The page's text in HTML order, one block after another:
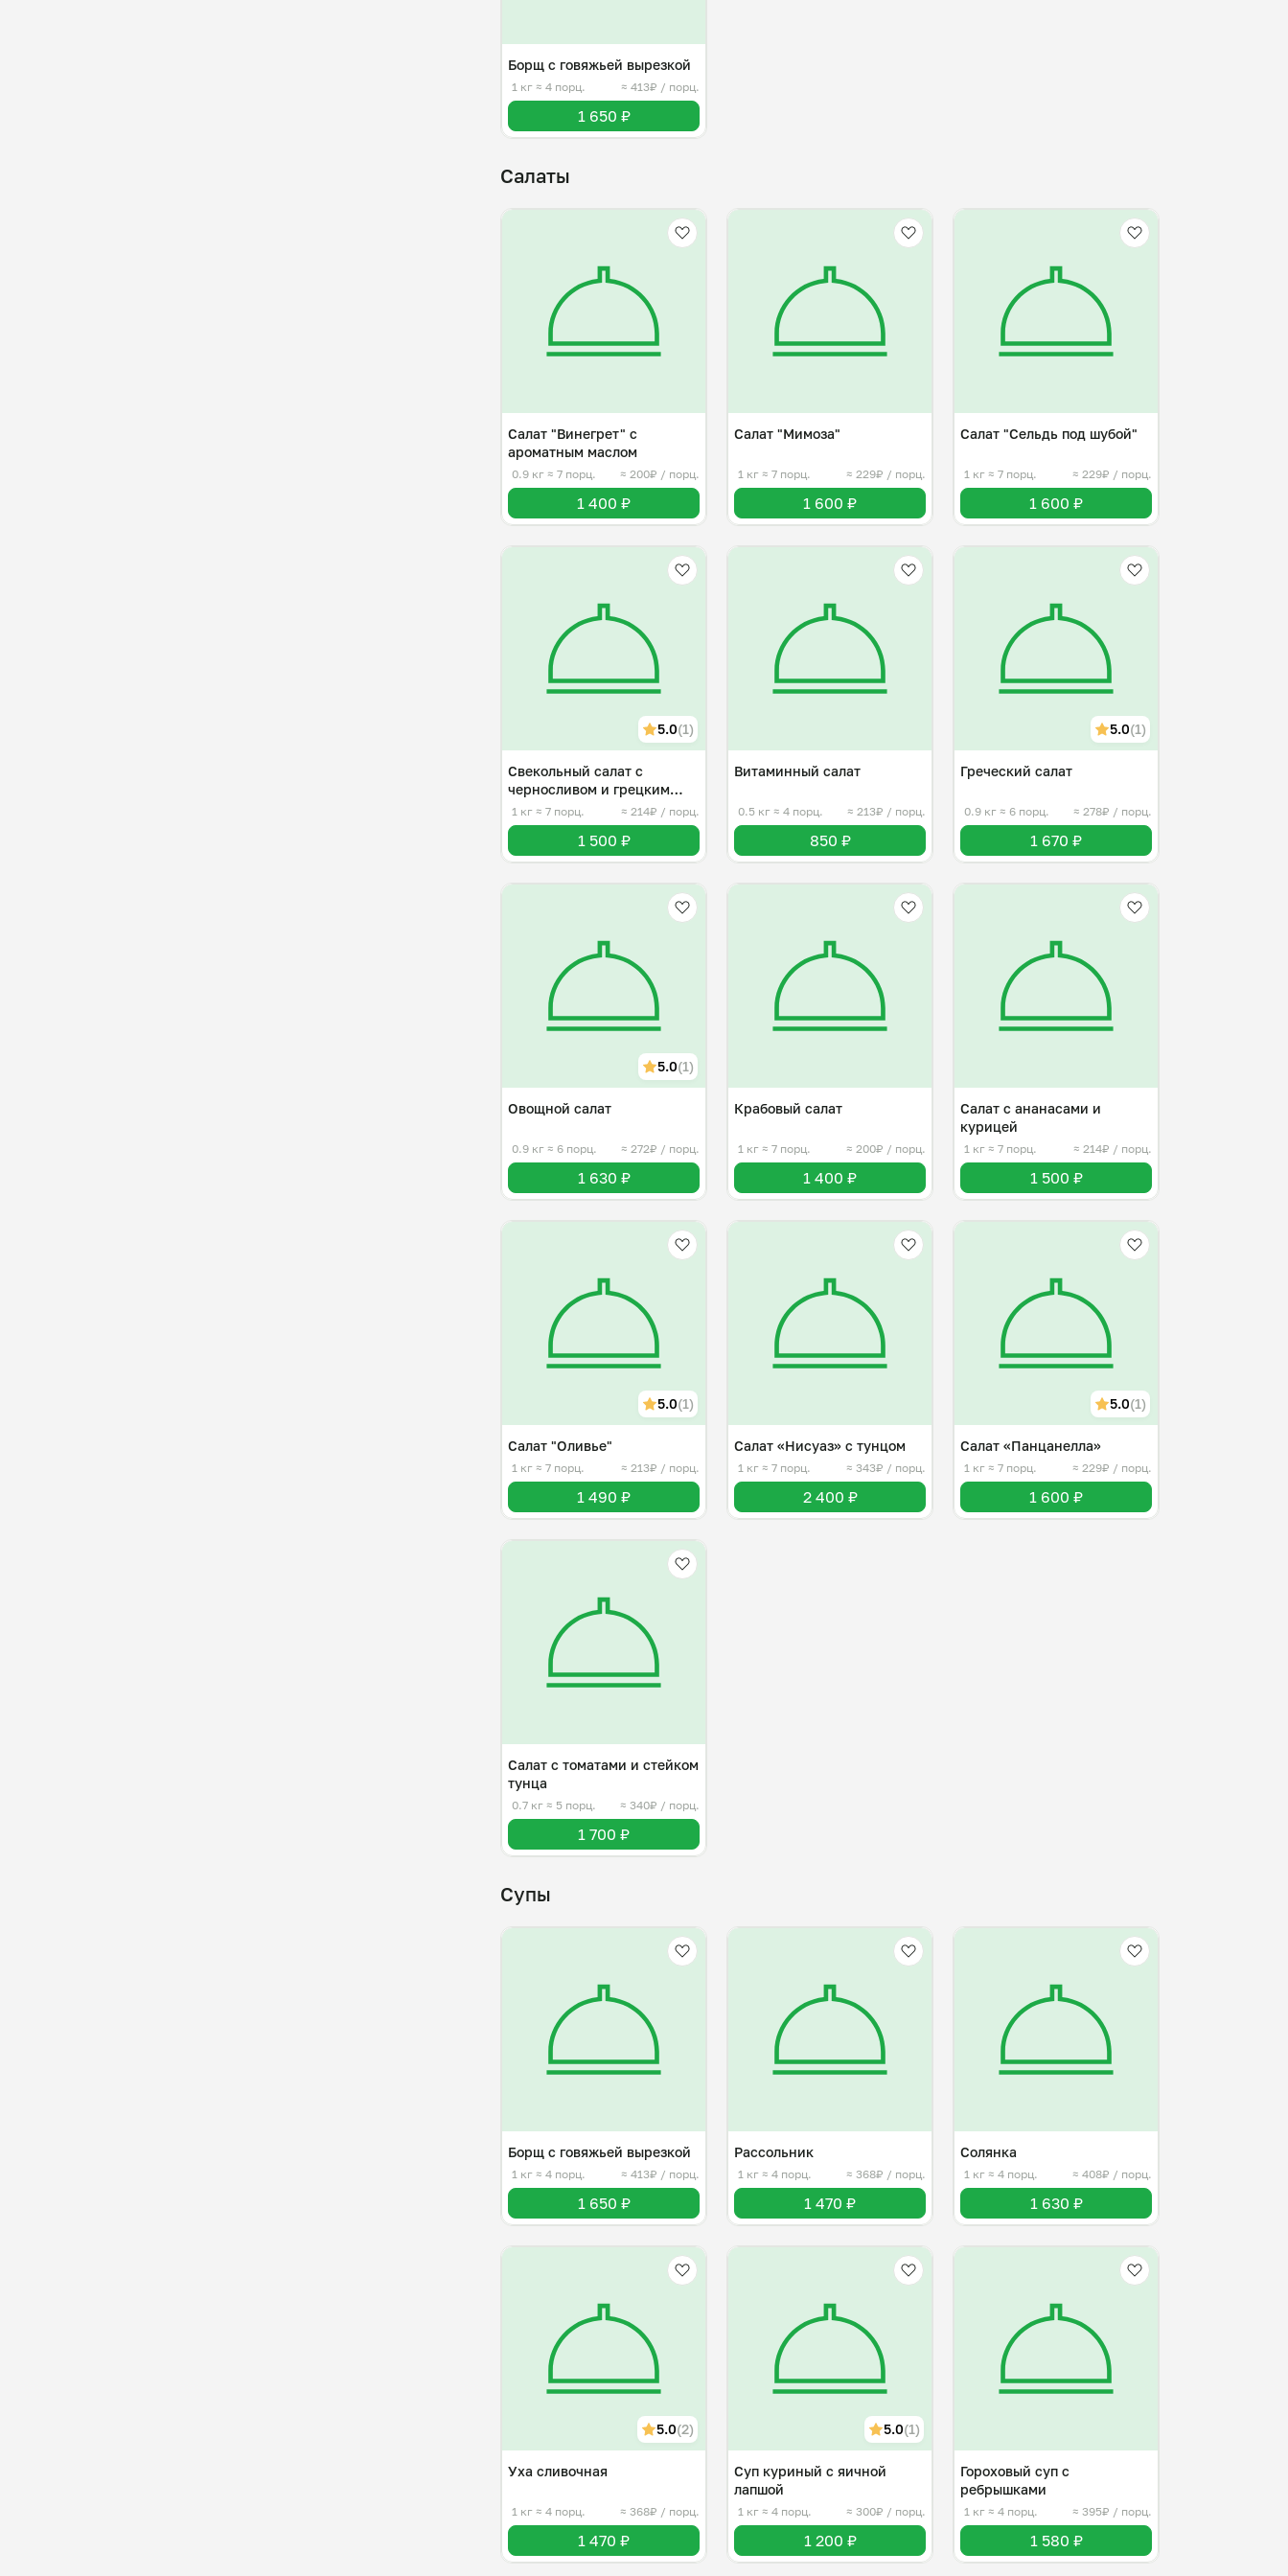
Борщ с говяжьей вырезкой
1 кг ≈ 4 порц. ≈ 413₽ / порц.
1 650 ₽
Салаты
Салат "Винегрет" с
ароматным маслом
0.9 кг ≈ 7 порц. ≈ 200₽ / порц.
1 400 ₽
Салат "Мимоза"
1 кг ≈ 7 порц. ≈ 229₽ / порц.
1 600 ₽
Салат "Сельдь под шубой"
1 кг ≈ 7 порц. ≈ 229₽ / порц.
1 600 ₽
5.0(1)
Свекольный салат с
черносливом и грецким
орехом
1 кг ≈ 7 порц. ≈ 214₽ / порц.
1 500 ₽
Витаминный салат
0.5 кг ≈ 4 порц. ≈ 213₽ / порц.
850 ₽
5.0(1)
Греческий салат
0.9 кг ≈ 6 порц. ≈ 278₽ / порц.
1 670 ₽
5.0(1)
Овощной салат
0.9 кг ≈ 6 порц. ≈ 272₽ / порц.
1 630 ₽
Крабовый салат
1 кг ≈ 7 порц. ≈ 200₽ / порц.
1 400 ₽
Салат с ананасами и
курицей
1 кг ≈ 7 порц. ≈ 214₽ / порц.
1 500 ₽
5.0(1)
Салат "Оливье"
1 кг ≈ 7 порц. ≈ 213₽ / порц.
1 490 ₽
Салат «Нисуаз» с тунцом
1 кг ≈ 7 порц. ≈ 343₽ / порц.
2 400 ₽
5.0(1)
Салат «Панцанелла»
1 кг ≈ 7 порц. ≈ 229₽ / порц.
1 600 ₽
Салат с томатами и стейком
тунца
0.7 кг ≈ 5 порц. ≈ 340₽ / порц.
1 700 ₽
Супы
Борщ с говяжьей вырезкой
1 кг ≈ 4 порц. ≈ 413₽ / порц.
1 650 ₽
Рассольник
1 кг ≈ 4 порц. ≈ 368₽ / порц.
1 470 ₽
Солянка
1 кг ≈ 4 порц. ≈ 408₽ / порц.
1 630 ₽
5.0(2)
Уха сливочная
1 кг ≈ 4 порц. ≈ 368₽ / порц.
1 470 ₽
5.0(1)
Суп куриный с яичной
лапшой
1 кг ≈ 4 порц. ≈ 300₽ / порц.
1 200 ₽
Гороховый суп с
ребрышками
1 кг ≈ 4 порц. ≈ 395₽ / порц.
1 580 ₽